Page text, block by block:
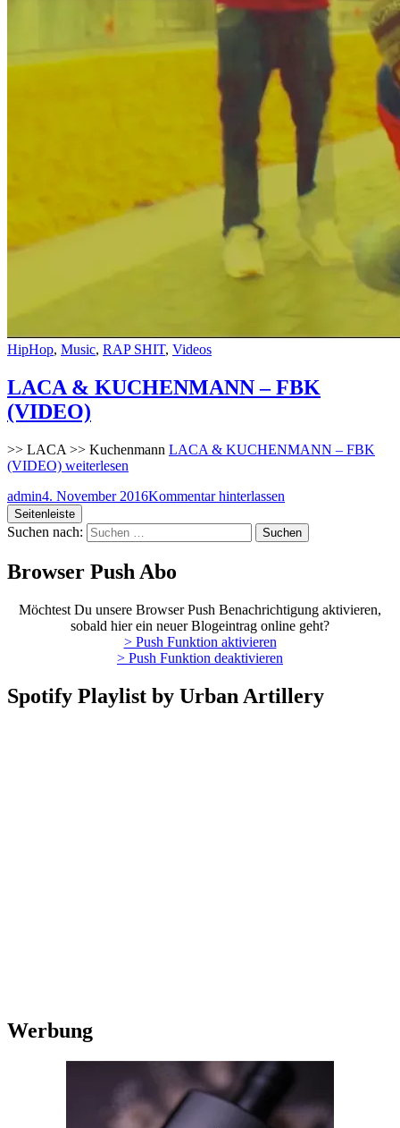
HipHop, Music, RAP SHIT, Videos
LACA & KUCHENMANN – FBK
(VIDEO)
>> LACA >> Kuchenmann LACA & KUCHENMANN – FBK
(VIDEO) weiterlesen
admin4. November 2016Kommentar hinterlassen
Seitenleiste
Suchen nach:
Browser Push Abo
Möchtest Du unsere Browser Push Benachrichtigung aktivieren,
sobald hier ein neuer Blogeintrag online geht?
> Push Funktion aktivieren
> Push Funktion deaktivieren
Spotify Playlist by Urban Artillery
Werbung